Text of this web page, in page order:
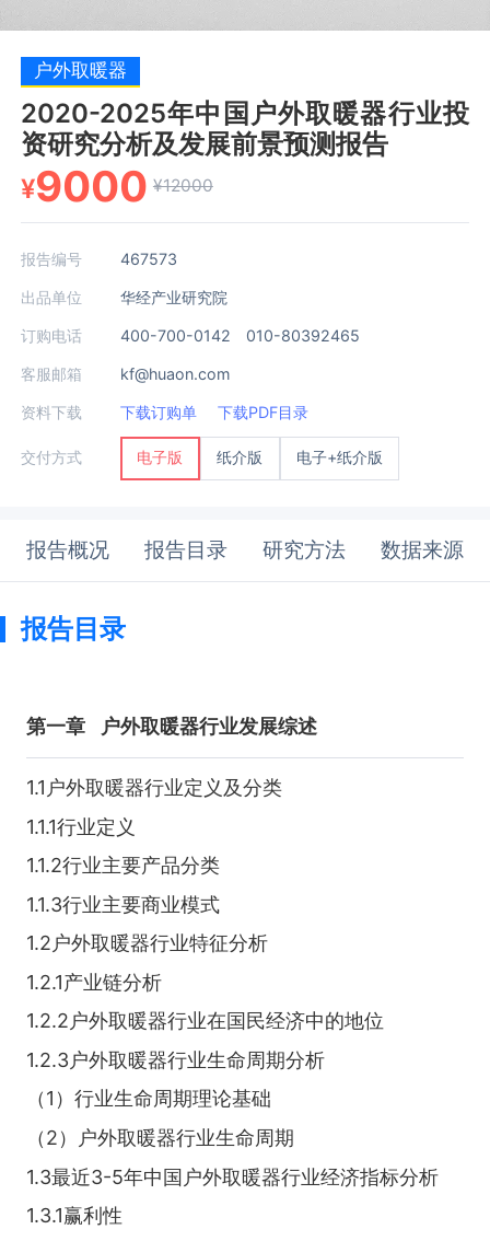
户外取暖器
2020-2025年中国户外取暖器行业投
资研究分析及发展前景预测报告
¥9000 ¥12000
报告编号 467573
出品单位 华经产业研究院
订购电话 400-700-0142 010-80392465
客服邮箱 kf@huaon.com
资料下载 下载订购单 下载PDF目录
交付方式 电子版 纸介版 电子+纸介版
报告概况 报告目录 研究方法 数据来源
报告目录
第一章 户外取暖器行业发展综述
1.1户外取暖器行业定义及分类
1.1.1行业定义
1.1.2行业主要产品分类
1.1.3行业主要商业模式
1.2户外取暖器行业特征分析
1.2.1产业链分析
1.2.2户外取暖器行业在国民经济中的地位
1.2.3户外取暖器行业生命周期分析
（1）行业生命周期理论基础
（2）户外取暖器行业生命周期
1.3最近3-5年中国户外取暖器行业经济指标分析
1.3.1赢利性